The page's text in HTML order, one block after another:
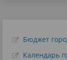
Бюджет
Календарь